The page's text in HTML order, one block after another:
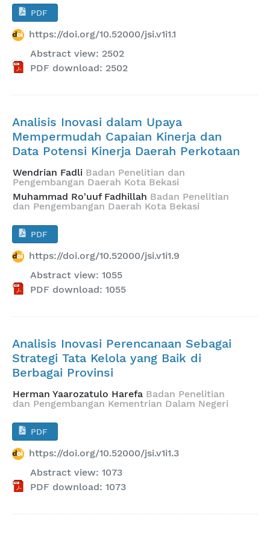
PDF
https://doi.org/10.52000/jsi.v1i1.1
Abstract view: 2502
PDF download: 2502
Analisis Inovasi dalam Upaya
Mempermudah Capaian Kinerja dan
Data Potensi Kinerja Daerah Perkotaan
Wendrian Fadli Badan Penelitian dan
Pengembangan Daerah Kota Bekasi
Muhammad Ro'uuf Fadhillah Badan Penelitian
dan Pengembangan Daerah Kota Bekasi
PDF
https://doi.org/10.52000/jsi.v1i1.9
Abstract view: 1055
PDF download: 1055
Analisis Inovasi Perencanaan Sebagai
Strategi Tata Kelola yang Baik di
Berbagai Provinsi
Herman Yaarozatulo Harefa Badan Penelitian
dan Pengembangan Kementrian Dalam Negeri
PDF
https://doi.org/10.52000/jsi.v1i1.3
Abstract view: 1073
PDF download: 1073